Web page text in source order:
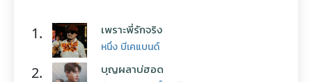
1. เพราะพี่รักจริง
หนึ่ง บีเคแบนด์
2. บุญผลาบ่ฮอด